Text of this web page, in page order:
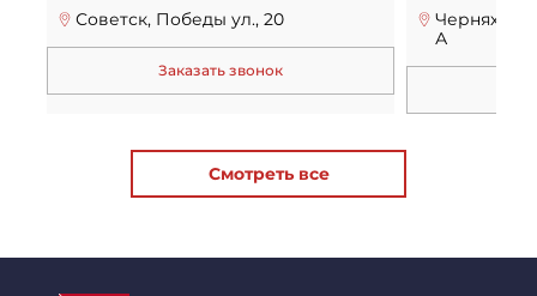
Советск, Победы ул., 20
Заказать звонок
А
Смотреть все